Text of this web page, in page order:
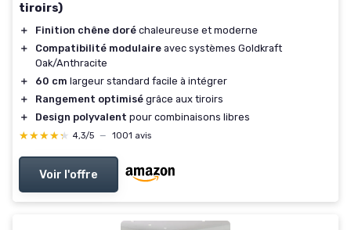
tiroirs)
＋ Finition chêne doré chaleureuse et moderne
＋
Compatibilité modulaire avec systèmes Goldkraft
Oak/Anthracite
＋
60 cm largeur standard facile à intégrer
＋
Rangement optimisé grâce aux tiroirs
＋
Design polyvalent pour combinaisons libres
★★★★★
★★★★★ 4,3/5 — 1001 avis
Voir l'offre